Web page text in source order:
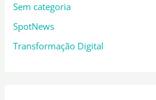
Sem categoria
SpotNews
Transformação Digital